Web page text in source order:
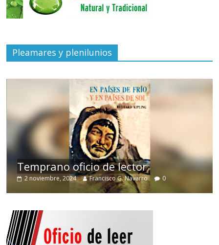
Pleamares y plenilunios
Temprano oficio de lector
2 noviembre, 2024 Francisco G. Navarro 0